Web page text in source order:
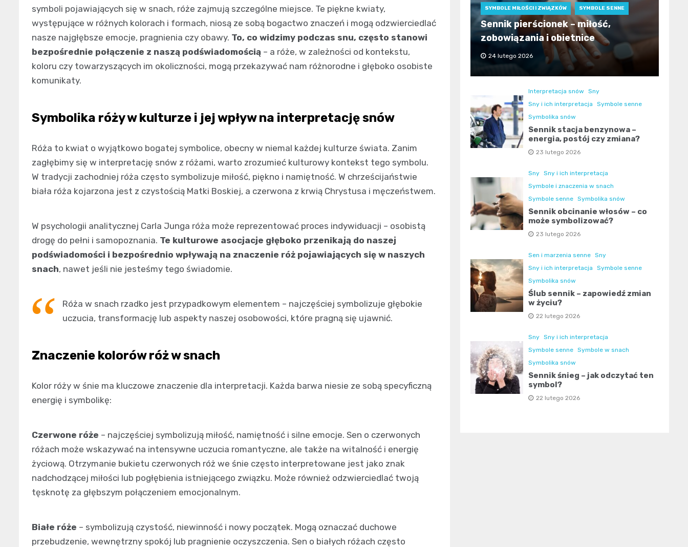
symboli pojawiających się w snach, róże zajmują szczególne miejsce. Te piękne kwiaty,
występujące w różnych kolorach i formach, niosą ze sobą bogactwo znaczeń i mogą odzwierciedlać
nasze najgłębsze emocje, pragnienia czy obawy. To, co widzimy podczas snu, często stanowi
bezpośrednie połączenie z naszą podświadomością – a róże, w zależności od kontekstu,
koloru czy towarzyszących im okoliczności, mogą przekazywać nam różnorodne i głęboko osobiste
komunikaty.
Symbolika róży w kulturze i jej wpływ na interpretację snów
Róża to kwiat o wyjątkowo bogatej symbolice, obecny w niemal każdej kulturze świata. Zanim
zagłębimy się w interpretację snów z różami, warto zrozumieć kulturowy kontekst tego symbolu.
W tradycji zachodniej róża często symbolizuje miłość, piękno i namiętność. W chrześcijaństwie
biała róża kojarzona jest z czystością Matki Boskiej, a czerwona z krwią Chrystusa i męczeństwem.
W psychologii analitycznej Carla Junga róża może reprezentować proces indywiduacji – osobistą
drogę do pełni i samopoznania. Te kulturowe asocjacje głęboko przenikają do naszej
podświadomości i bezpośrednio wpływają na znaczenie róż pojawiających się w naszych
snach, nawet jeśli nie jesteśmy tego świadomie.
Róża w snach rzadko jest przypadkowym elementem – najczęściej symbolizuje głębokie
uczucia, transformację lub aspekty naszej osobowości, które pragną się ujawnić.
Znaczenie kolorów róż w snach
Kolor róży w śnie ma kluczowe znaczenie dla interpretacji. Każda barwa niesie ze sobą specyficzną
energię i symbolikę:
Czerwone róże – najczęściej symbolizują miłość, namiętność i silne emocje. Sen o czerwonych
różach może wskazywać na intensywne uczucia romantyczne, ale także na witalność i energię
życiową. Otrzymanie bukietu czerwonych róż we śnie często interpretowane jest jako znak
nadchodzącej miłości lub pogłębienia istniejącego związku. Może również odzwierciedlać twoją
tęsknotę za głębszym połączeniem emocjonalnym.
Białe róże – symbolizują czystość, niewinność i nowy początek. Mogą oznaczać duchowe
przebudzenie, wewnętrzny spokój lub pragnienie oczyszczenia. Sen o białych różach często
SYMBOLE MIŁOŚCI I ZWIĄZKÓW SYMBOLE SENNE
Sennik pierścionek – miłość,
zobowiązania i obietnice
24 lutego 2026
Interpretacja snów
Sny
Sny i ich interpretacja
Symbole senne
Symbolika snów
Sennik stacja benzynowa –
energia, postój czy zmiana?
23 lutego 2026
Sny Sny i ich interpretacja
Symbole i znaczenia w snach
Symbole senne Symbolika snów
Sennik obcinanie włosów – co
może symbolizować?
23 lutego 2026
Sen i marzenia senne Sny
Sny i ich interpretacja
Symbole senne
Symbolika snów
Ślub sennik – zapowiedź zmian
w życiu?
22 lutego 2026
Sny Sny i ich interpretacja
Symbole senne Symbole w snach
Symbolika snów
Sennik śnieg – jak odczytać ten
symbol?
22 lutego 2026